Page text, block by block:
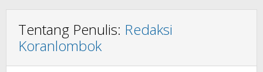
Tentang Penulis: Redaksi
Koranlombok